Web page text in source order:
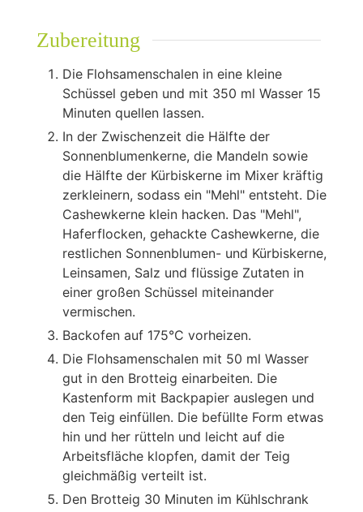
Zubereitung
Die Flohsamenschalen in eine kleine
Schüssel geben und mit 350 ml Wasser 15
Minuten quellen lassen.
In der Zwischenzeit die Hälfte der
Sonnenblumenkerne, die Mandeln sowie
die Hälfte der Kürbiskerne im Mixer kräftig
zerkleinern, sodass ein "Mehl" entsteht. Die
Cashewkerne klein hacken. Das "Mehl",
Haferflocken, gehackte Cashewkerne, die
restlichen Sonnenblumen- und Kürbiskerne,
Leinsamen, Salz und flüssige Zutaten in
einer großen Schüssel miteinander
vermischen.
Backofen auf 175°C vorheizen.
Die Flohsamenschalen mit 50 ml Wasser
gut in den Brotteig einarbeiten. Die
Kastenform mit Backpapier auslegen und
den Teig einfüllen. Die befüllte Form etwas
hin und her rütteln und leicht auf die
Arbeitsfläche klopfen, damit der Teig
gleichmäßig verteilt ist.
Den Brotteig 30 Minuten im Kühlschrank